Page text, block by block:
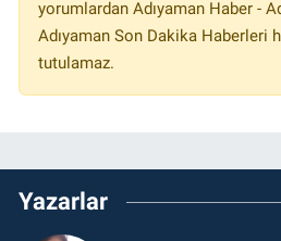
yorumlardan Adıyaman Haber -
Adıyaman Son Dakika Haberleri
tutulamaz.
Yazarlar